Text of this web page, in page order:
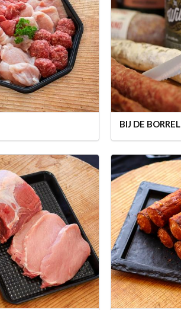
BIJ DE BORREL